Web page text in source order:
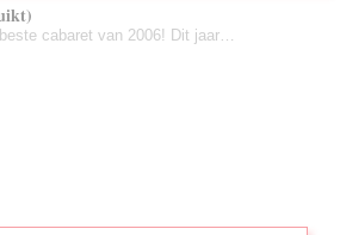
cabaret van 2006! Dit jaar…